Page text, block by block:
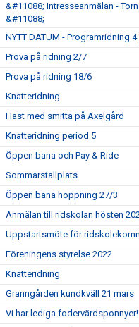
&#11088; Intresseanmälan -
&#11088;
NYTT DATUM - Programridning 4
Prova på ridning 2/7
Prova på ridning 18/6
Knatteridning
Häst med smitta på Axelgård
Knatteridning period 5
Öppen bana och Pay & Ride
Sommarstallplats
Öppen bana hoppning 27/3
Anmälan till ridskolan hösten
Uppstartsmöte för
Föreningens styrelse 2022
Knatteridning
Granngården kundkväll 21 mars
Vi har lediga fodervärdsponnyer!